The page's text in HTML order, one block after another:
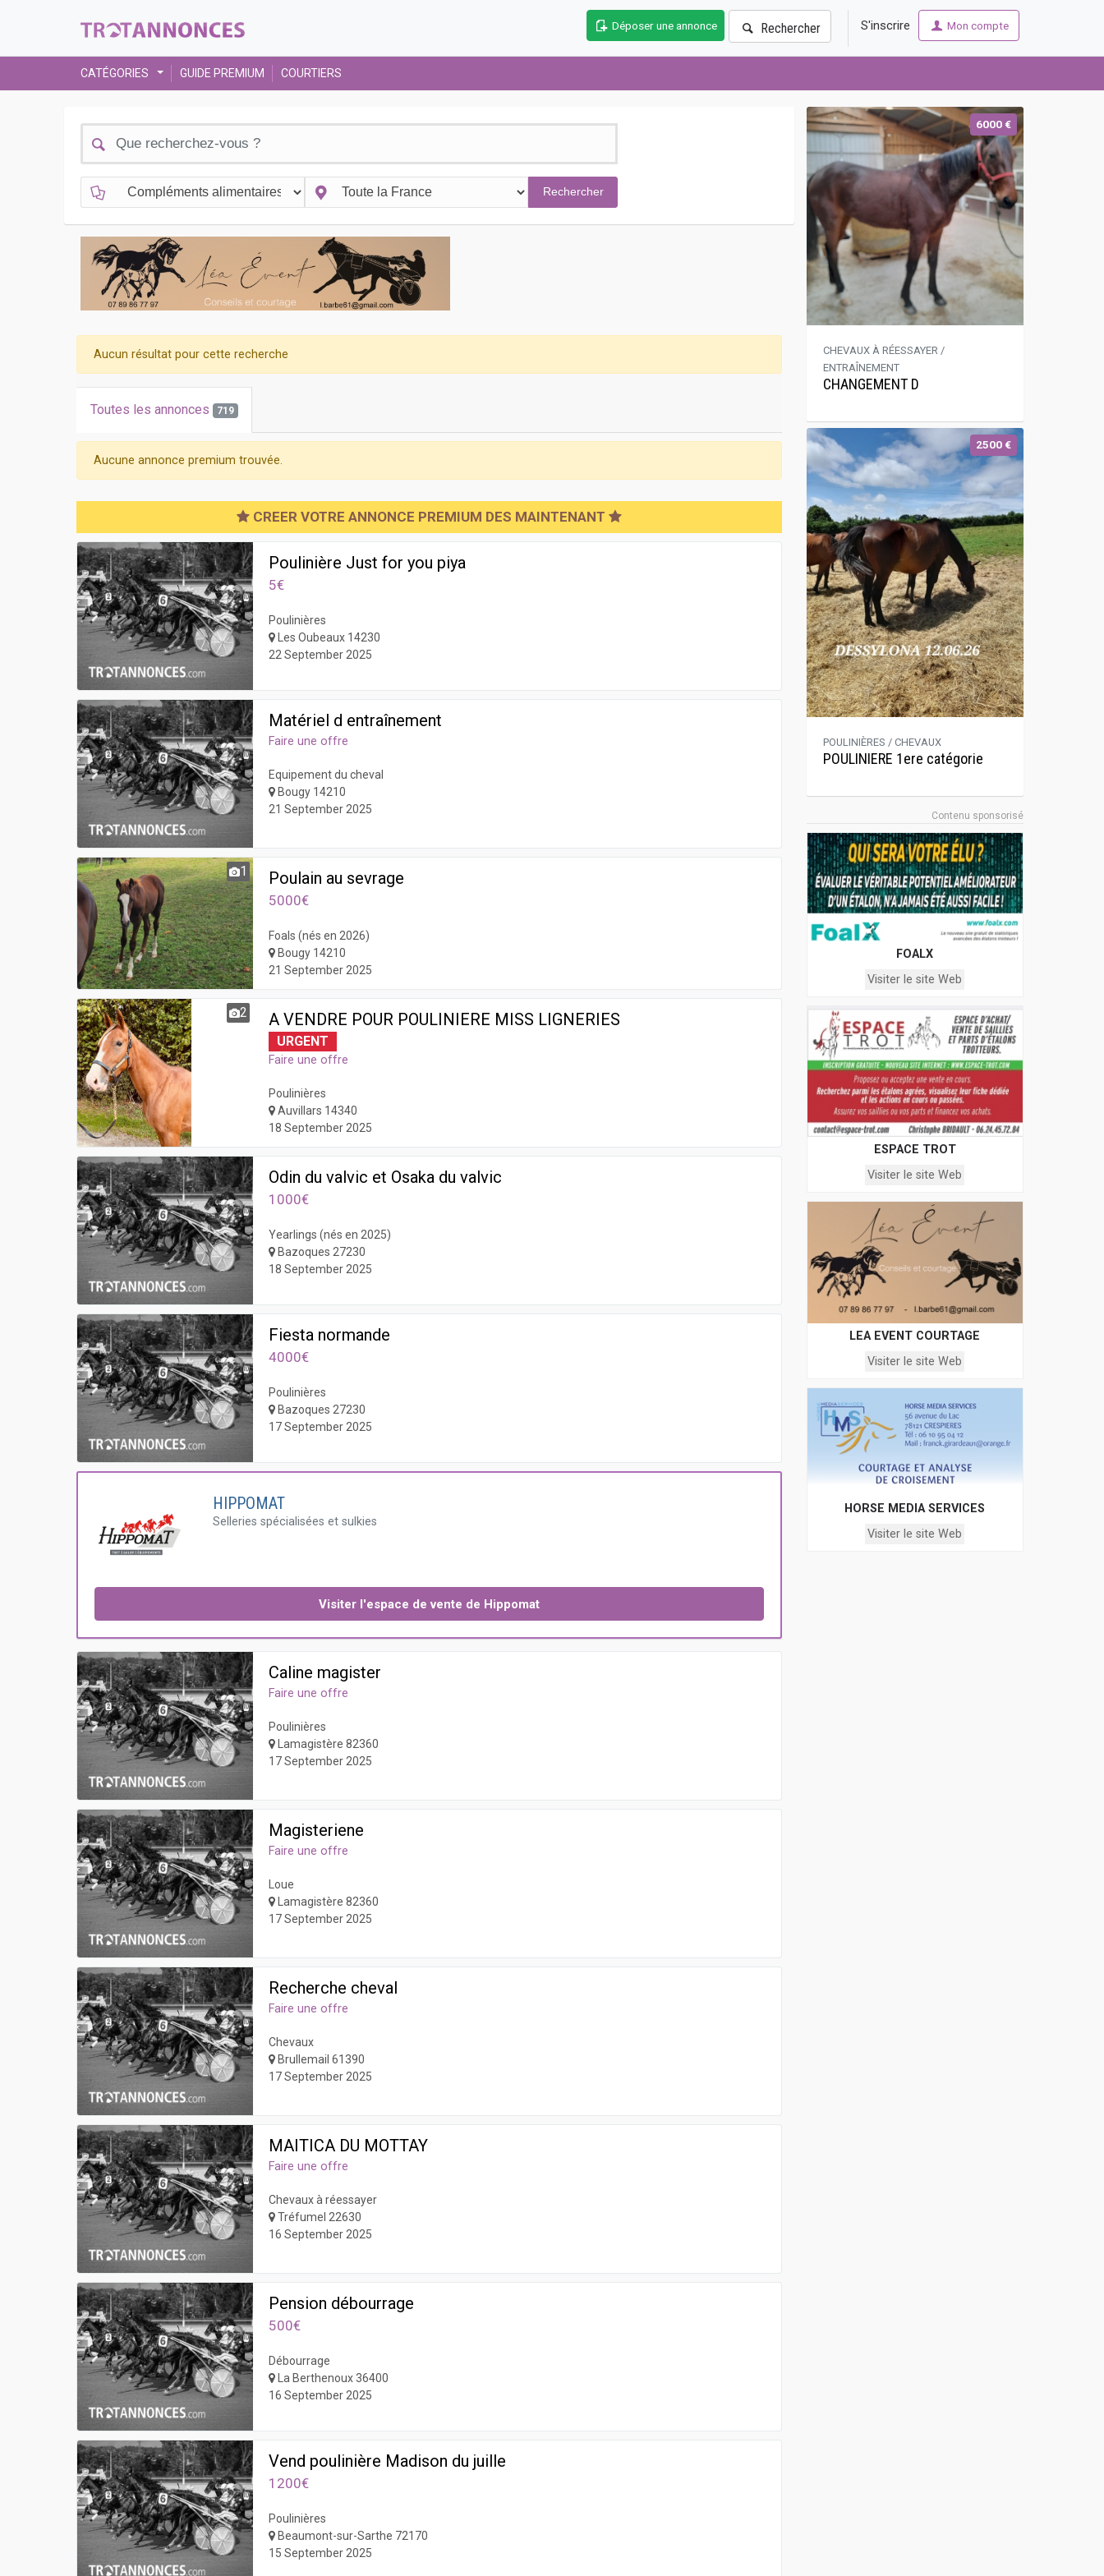
Déposer une annonce Rechercher S'inscrire Mon compte
CATÉGORIES GUIDE PREMIUM COURTIERS
Aucun résultat pour cette recherche
Toutes les annonces 719
Aucune annonce premium trouvée.
CREER VOTRE ANNONCE PREMIUM DES MAINTENANT
Poulinière Just for you piya
5€
Poulinières
Les Oubeaux 14230
22 September 2025
Matériel d entraînement
Faire une offre
Equipement du cheval
Bougy 14210
21 September 2025
1 Poulain au sevrage
5000€
Foals (nés en 2026)
Bougy 14210
21 September 2025
2 A VENDRE POUR POULINIERE MISS LIGNERIES
URGENT
Faire une offre
Poulinières
Auvillars 14340
18 September 2025
Odin du valvic et Osaka du valvic
1000€
Yearlings (nés en 2025)
Bazoques 27230
18 September 2025
Fiesta normande
4000€
Poulinières
Bazoques 27230
17 September 2025
HIPPOMAT
Selleries spécialisées et sulkies
Visiter l'espace de vente de Hippomat
Caline magister
Faire une offre
Poulinières
Lamagistère 82360
17 September 2025
Magisteriene
Faire une offre
Loue
Lamagistère 82360
17 September 2025
Recherche cheval
Faire une offre
Chevaux
Brullemail 61390
17 September 2025
MAITICA DU MOTTAY
Faire une offre
Chevaux à réessayer
Tréfumel 22630
16 September 2025
Pension débourrage
500€
Débourrage
La Berthenoux 36400
16 September 2025
Vend poulinière Madison du juille
1200€
Poulinières
Beaumont-sur-Sarthe 72170
15 September 2025
6000 €
CHEVAUX À RÉESSAYER /
ENTRAÎNEMENT
CHANGEMENT D
2500 €
POULINIÈRES / CHEVAUX
POULINIERE 1ere catégorie
Contenu sponsorisé
FOALX
Visiter le site Web
ESPACE TROT
Visiter le site Web
LEA EVENT COURTAGE
Visiter le site Web
HORSE MEDIA SERVICES
Visiter le site Web